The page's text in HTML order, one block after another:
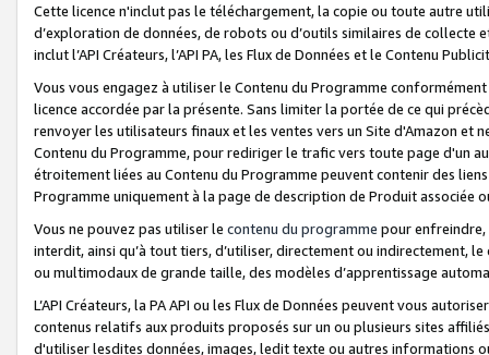
Cette licence n'inclut pas le téléchargement, la copie ou toute autre
d’exploration de données, de robots ou d’outils similaires de
inclut l’API Créateurs, l’API PA, les Flux de Données et le Contenu
Vous vous engagez à utiliser le Contenu du Programme
licence accordée par la présente. Sans limiter la portée de ce qui
renvoyer les utilisateurs finaux et les ventes vers un Site d'Amazon et
Contenu du Programme, pour rediriger le trafic vers toute page d'un
étroitement liées au Contenu du Programme peuvent contenir des
Programme uniquement à la page de description de Produit associée
Vous ne pouvez pas utiliser le contenu du programme pour
interdit, ainsi qu’à tout tiers, d’utiliser, directement ou indirectement,
ou multimodaux de grande taille, des modèles d’apprentissage
L’API Créateurs, la PA API ou les Flux de Données peuvent vous
contenus relatifs aux produits proposés sur un ou plusieurs sites
d'utiliser lesdites données, images, ledit texte ou autres informations